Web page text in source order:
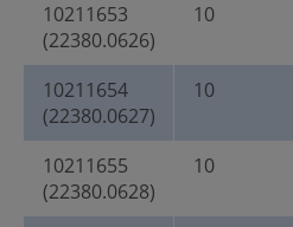
10211653
(22380.0626)
10
10211654
(22380.0627)
10
10211655
(22380.0628)
10